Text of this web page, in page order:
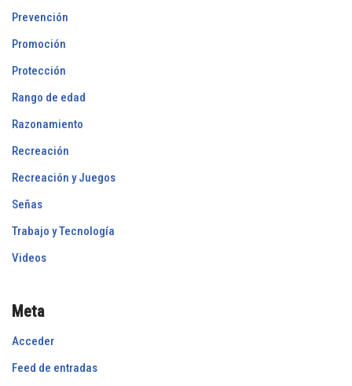
Prevención
Promoción
Protección
Rango de edad
Razonamiento
Recreación
Recreación y Juegos
Señas
Trabajo y Tecnología
Videos
Meta
Acceder
Feed de entradas